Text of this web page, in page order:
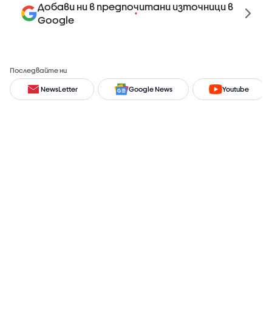
Добави ни в предпочитани източници в
Google
Последвайте ни
NewsLetter Google News Youtube